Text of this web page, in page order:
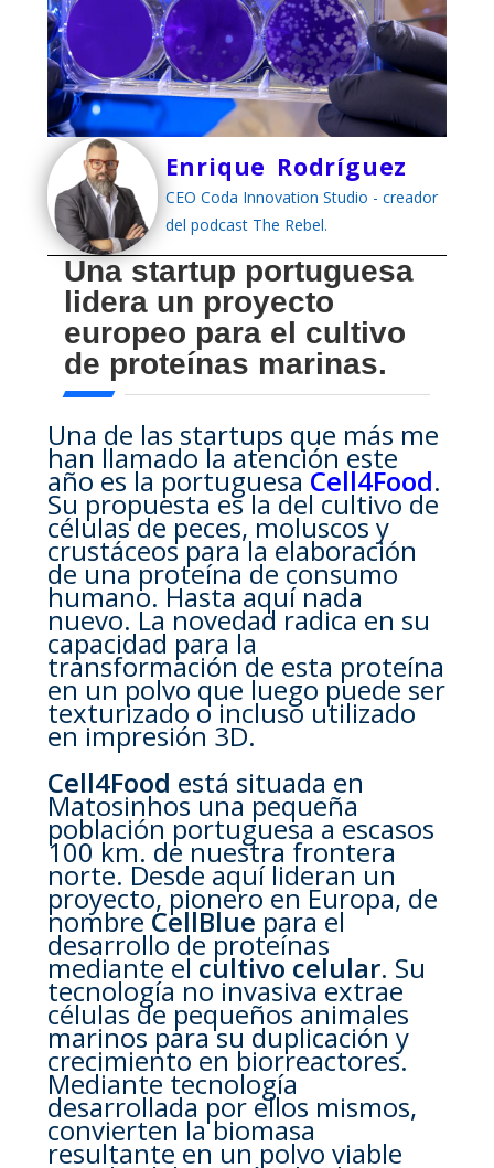
Enrique Rodríguez
CEO Coda Innovation Studio - creador
del podcast The Rebel.
Una startup portuguesa
lidera un proyecto
europeo para el cultivo
de proteínas marinas.
Una de las startups que más me
han llamado la atención este
año es la portuguesaCell4Food.
Su propuesta es la del cultivo de
células de peces, moluscos y
crustáceos para la elaboración
de una proteína de consumo
humano. Hasta aquí nada
nuevo. La novedad radica en su
capacidad para la
transformación de esta proteína
en un polvo que luego puede ser
texturizado o incluso utilizado
en impresión 3D.
Cell4Food está situada en
Matosinhos una pequeña
población portuguesa a escasos
100 km. de nuestra frontera
norte. Desde aquí lideran un
proyecto, pionero en Europa, de
nombreCellBluepara el
desarrollo de proteínas
mediante elcultivo celular. Su
tecnología no invasiva extrae
células de pequeños animales
marinos para su duplicación y
crecimiento en biorreactores.
Mediante tecnología
desarrollada por ellos mismos,
convierten la biomasa
resultante en un polvo viable